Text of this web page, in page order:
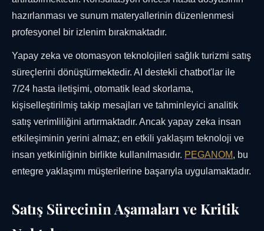
hazırlanması ve sunum materyallerinin düzenlenmesi
profesyonel bir izlenim bırakmaktadır.
Yapay zeka ve otomasyon teknolojileri sağlık turizmi satış
süreçlerini dönüştürmektedir. AI destekli chatbot'lar ile
7/24 hasta iletişimi, otomatik lead skorlama,
kişiselleştirilmiş takip mesajları ve tahminleyici analitik
satış verimliliğini artırmaktadır. Ancak yapay zeka insan
etkileşiminin yerini almaz; en etkili yaklaşım teknoloji ve
insan yetkinliğinin birlikte kullanılmasıdır. PEGANOM, bu
entegre yaklaşımı müşterilerine başarıyla uygulamaktadır.
Satış Sürecinin Aşamaları ve Kritik